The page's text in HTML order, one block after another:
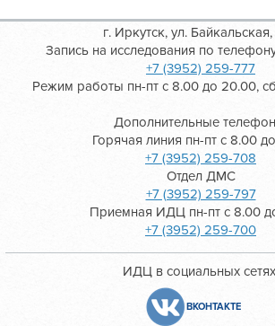
г. Иркутск, ул. Байкальская,
Запись на исследования по
+7 (3952) 259-777
Режим работы пн-пт с 8.00 до 20.00,
Дополнительные
Горячая линия пн-пт с 8.00
+7 (3952) 259-708
Отдел ДМС
+7 (3952) 259-797
Приемная ИДЦ пн-пт с 8.00
+7 (3952) 259-700
ИДЦ в социальных
ВКОНТАКТЕ